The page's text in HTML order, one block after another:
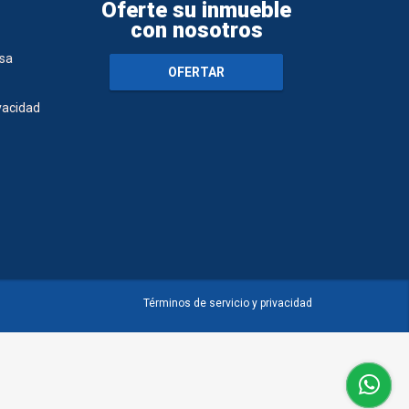
Oferte su inmueble
con nosotros
OFERTAR
Términos de servicio y privacidad